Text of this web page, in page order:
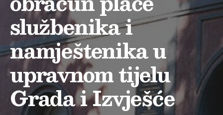
službenika i
namještenika u
upravnom tijelu
Grada i Izvješće